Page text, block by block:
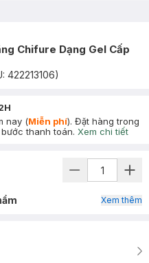
Chifure Dạng Gel Cấp
422213106)
nay (Miễn phí). Đặt hàng trong
thanh toán. Xem chi tiết
Xem thêm